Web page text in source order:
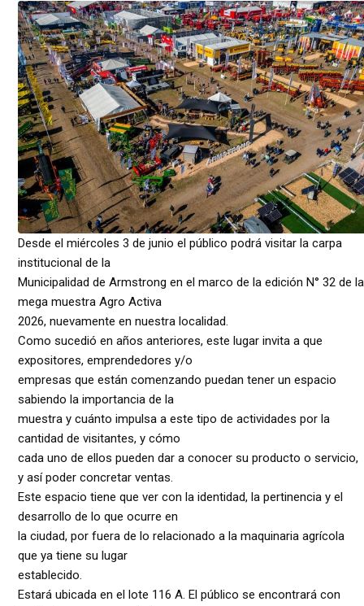
Desde el miércoles 3 de junio el público podrá visitar la carpa
institucional de la
Municipalidad de Armstrong en el marco de la edición N° 32 de la
mega muestra Agro Activa
2026, nuevamente en nuestra localidad.
Como sucedió en años anteriores, este lugar invita a que
expositores, emprendedores y/o
empresas que están comenzando puedan tener un espacio
sabiendo la importancia de la
muestra y cuánto impulsa a este tipo de actividades por la
cantidad de visitantes, y cómo
cada uno de ellos pueden dar a conocer su producto o servicio,
y así poder concretar ventas.
Este espacio tiene que ver con la identidad, la pertinencia y el
desarrollo de lo que ocurre en
la ciudad, por fuera de lo relacionado a la maquinaria agrícola
que ya tiene su lugar
establecido.
Estará ubicada en el lote 116 A. El público se encontrará con